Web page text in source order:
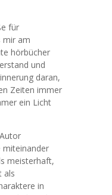
für
mir am
hörbücher
und
daran,
Zeiten immer
ein Licht
miteinander
meisterhaft,
als
in